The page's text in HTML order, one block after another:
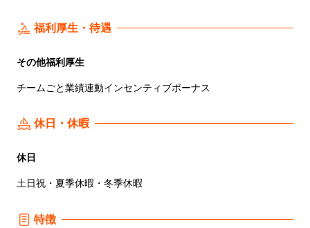
福利厚生・待遇
その他福利厚生
チームごと業績連動インセンティブボーナス
休日・休暇
休日
土日祝・夏季休暇・冬季休暇
特徴